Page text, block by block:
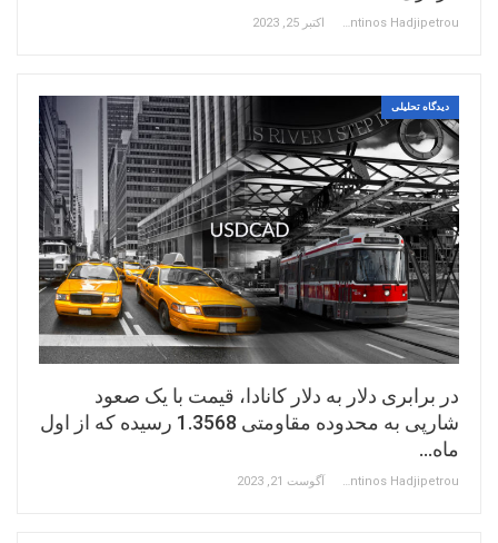
اکتبر 25, 2023
دیدگاه تحلیلی
در برابری دلار به دلار کانادا، قیمت با یک صعود
شارپی به محدوده مقاومتی 1.3568 رسیده که از اول
ماه…
Constantinos Hadjipetrou آگوست 21, 2023